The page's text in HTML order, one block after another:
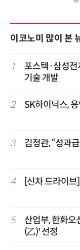
이코노미 많이 본
1
포스텍·삼성전
기술 개발
2 SK하이닉스,
3 김정관, “성과
4 [신차 드라이
5
산업부, 한화
(乙)' 선정